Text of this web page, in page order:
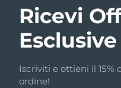
Ricevi
Esclusive
Iscriviti e ottieni il 15%
ordine!